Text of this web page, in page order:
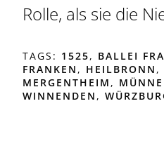
Rolle, als sie die
TAGS: 1525, BALLEI
FRANKEN , HEILBRONN ,
MERGENTHEIM ,
WINNENDEN ,